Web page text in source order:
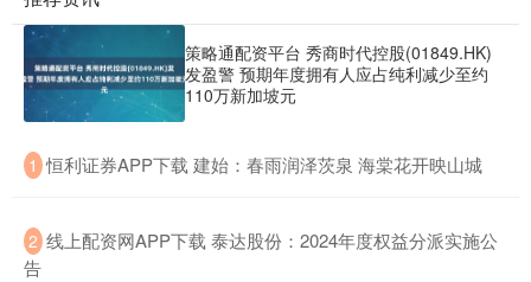
策略通配资平台 秀商时代控股(01849.HK)
发盈警 预期年度拥有人应占纯利减少至约
110万新加坡元
1 ​恒利证券APP下载 建始：春雨润泽茨泉 海棠花开映山城
2 ​线上配资网APP下载 泰达股份：2024年度权益分派实施公
告